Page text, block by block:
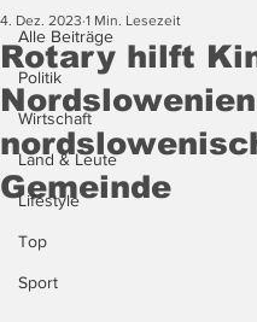
Alle Beiträge
Politik
Wirtschaft
Land & Leute
Lifestyle
Top
Sport
Rotary hilft
Gemeinde
4. Dez. 2023 1 Min. Lesezeit